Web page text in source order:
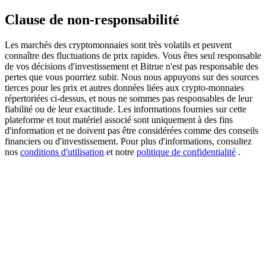
Register & Trade to Win 500,000 USDT
Precious Metals Trading Carnival
Trade Gold & Silver · 33,333 USDT Bonus
Clause de non-responsabilité
Les marchés des cryptomonnaies sont très volatils et peuvent
connaître des fluctuations de prix rapides. Vous êtes seul responsable
de vos décisions d'investissement et Bitrue n'est pas responsable des
pertes que vous pourriez subir. Nous nous appuyons sur des sources
tierces pour les prix et autres données liées aux crypto-monnaies
répertoriées ci-dessus, et nous ne sommes pas responsables de leur
fiabilité ou de leur exactitude. Les informations fournies sur cette
plateforme et tout matériel associé sont uniquement à des fins
d'information et ne doivent pas être considérées comme des conseils
financiers ou d'investissement. Pour plus d'informations, consultez
nos conditions d'utilisation et notre politique de confidentialité .